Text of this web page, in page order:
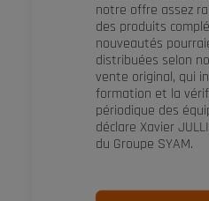
notre offre assez
des produits
nouveautés
distribuées selon
vente original, qui
formation et la
périodique des
déclare Xavier
du Groupe SYAM.